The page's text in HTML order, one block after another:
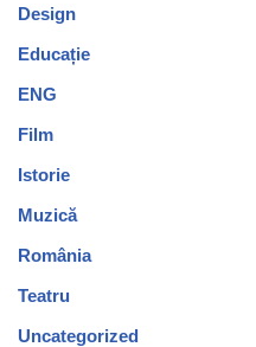
Design
Educație
ENG
Film
Istorie
Muzică
România
Teatru
Uncategorized